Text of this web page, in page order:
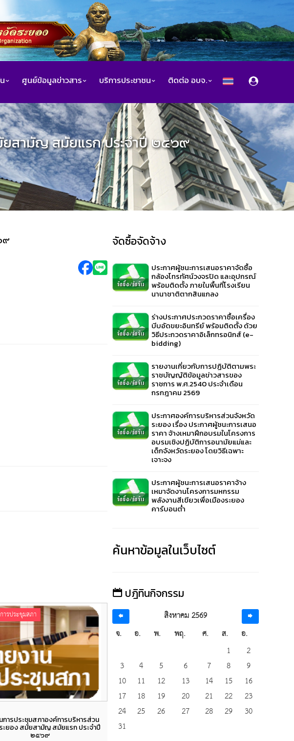
ศูนย์ข้อมูลข่าวสาร บริการประชาชน ติดต่อ อบจ.
ยสามัญ สมัยแรก ประจำปี ๒๕๖๙
๙
ารประชุมสภา
การประชุมสภาองค์การบริหารส่วน
ะยอง สมัยสามัญ สมัยแรก ประจำปี
๒๕๖๙
รายงานการประชุมสภา
Views
จัดซื้อจัดจ้าง
ประกาศผู้ชนะการเสนอราคาจัดซื้อ
กล้องโทรทัศน์วงจรปิด และอุปกรณ์
พร้อมติดตั้ง ภายในพื้นที่โรงเรียน
นานาชาติตากสินแกลง
ร่างประกาศประกวดราคาซื้อเครื่อง
บีบอัดขยะอินทรีย์ พร้อมติดตั้ง ด้วย
วิธีประกวดราคาอิเล็กทรอนิกส์ (e-
bidding)
รายงานเกี่ยวกับการปฏิบัติตามพระ
ราชบัญญัติข้อมูลข่าวสารของ
ราชการ พ.ศ.2540 ประจำเดือน
กรกฎาคม 2569
ประกาศองค์การบริหารส่วนจังหวัด
ระยอง เรื่อง ประกาศผู้ชนะการเสนอ
ราคา จ้างเหมาฝึกอบรมในโครงการ
อบรมเชิงปฏิบัติการอนามัยแม่และ
เด็กจังหวัดระยอง โดยวิธีเฉพาะ
เจาะจง
ประกาศผู้ชนะการเสนอราคาจ้าง
เหมาจัดงานโครงการมหกรรม
พลังงานสีเขียวเพื่อเมืองระยอง
คาร์บอนต่ำ
ค้นหาข้อมูลในเว็บไซต์
ปฎิทินกิจกรรม
สิงหาคม 2569
จ.
อ. พ. พฤ. ศ. ส.
อ.
1
2
3
4 5 6 7 8
9
10
11 12 13 14 15
16
17
18 19 20 21 22
23
24
25 26 27 28 29
30
31